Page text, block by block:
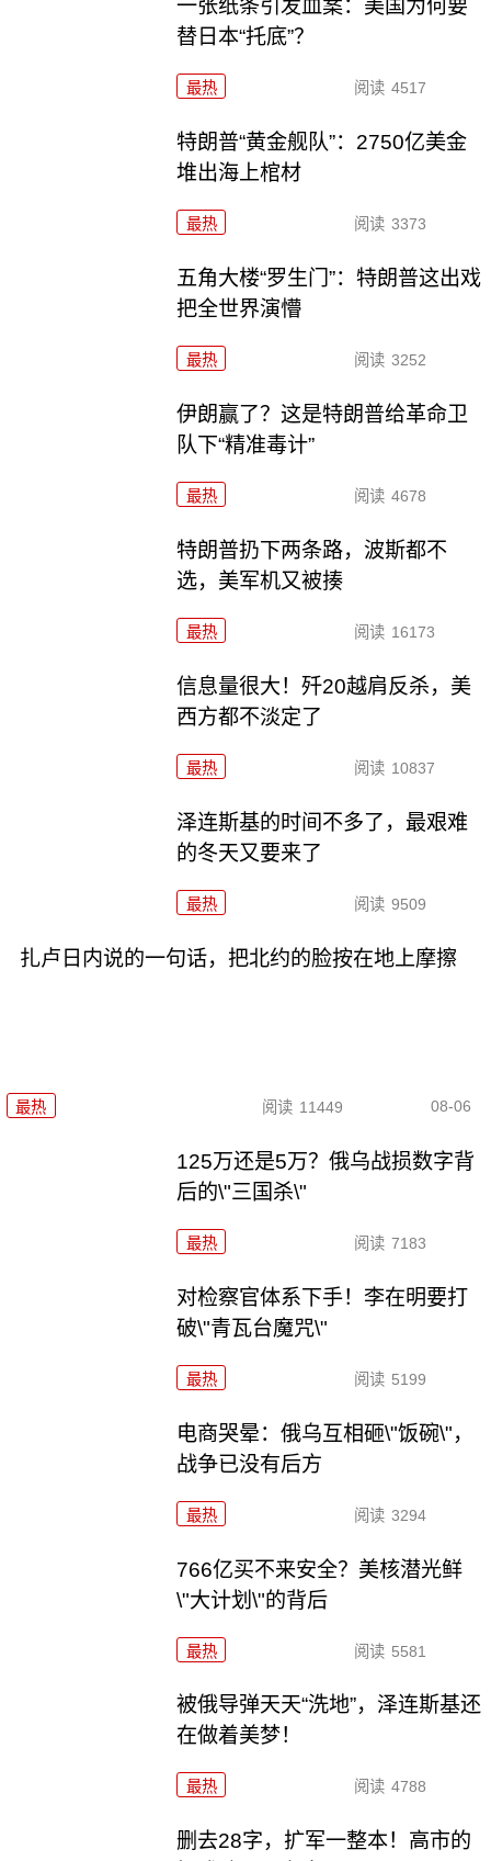
一张纸条引发血案：美国为何要
替日本“托底”？
最热 阅读 4517
特朗普“黄金舰队”：2750亿美金
堆出海上棺材
最热 阅读 3373
五角大楼“罗生门”：特朗普这出戏
把全世界演懵
最热 阅读 3252
伊朗赢了？这是特朗普给革命卫
队下“精准毒计”
最热 阅读 4678
特朗普扔下两条路，波斯都不
选，美军机又被揍
最热 阅读 16173
信息量很大！歼20越肩反杀，美
西方都不淡定了
最热 阅读 10837
泽连斯基的时间不多了，最艰难
的冬天又要来了
最热 阅读 9509
扎卢日内说的一句话，把北约的脸按在地上摩擦
最热 阅读 11449 08-06
125万还是5万？俄乌战损数字背
后的\"三国杀\"
最热 阅读 7183
对检察官体系下手！李在明要打
破\"青瓦台魔咒\"
最热 阅读 5199
电商哭晕：俄乌互相砸\"饭碗\"，
战争已没有后方
最热 阅读 3294
766亿买不来安全？美核潜光鲜
\"大计划\"的背后
最热 阅读 5581
被俄导弹天天“洗地”，泽连斯基还
在做着美梦！
最热 阅读 4788
删去28字，扩军一整本！高市的